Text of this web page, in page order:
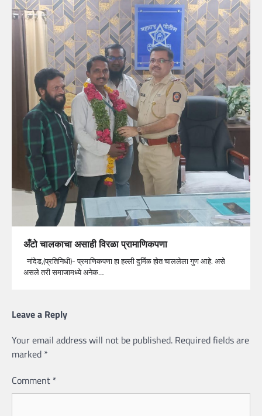
अँटो चालकाचा असाही विरळा प्रामाणिकपणा
नांदेड,(प्रतिनिधी)- प्रमाणिकपणा हा हल्ली दुर्मिळ होत चाललेला गुण आहे. असे
असले तरी समाजामध्ये अनेक…
Leave a Reply
Your email address will not be published. Required fields are
marked *
Comment *